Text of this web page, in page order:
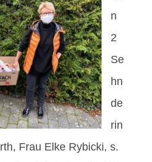
n
2
Se
hn
de
rin
Frau Elke Rybicki, s.